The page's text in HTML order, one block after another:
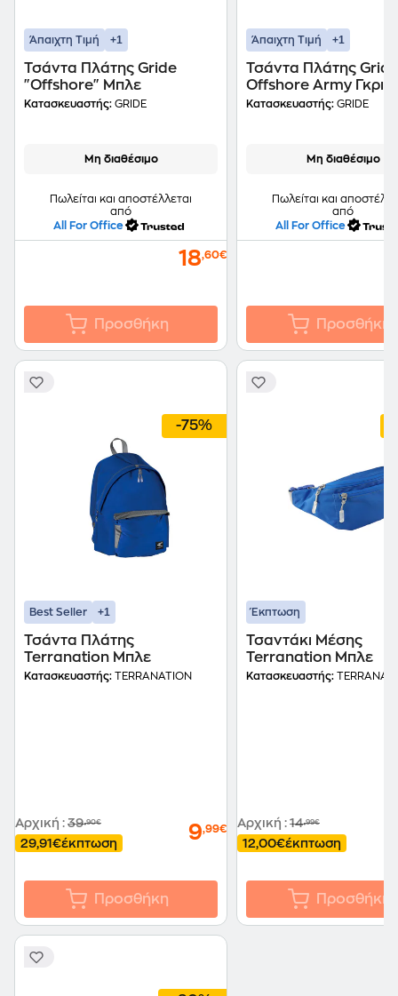
Άπαιχτη Τιμή +1
Τσάντα Πλάτης Gride
"Offshore" Μπλε
Κατασκευαστής: GRIDE
Μη διαθέσιμο
Πωλείται και αποστέλλεται
από
All For Office
18,60€
Προσθήκη
Άπαιχτη Τιμή +1
Τσάντα Πλάτης Gride
Offshore Army Γκρι
Κατασκευαστής: GRIDE
Μη διαθέσιμο
Πωλείται και
από
All For Office
Προσθήκη
-75%
Best Seller +1
Τσάντα Πλάτης
Terranation Μπλε
Κατασκευαστής: TERRANATION
Αρχική : 39,90€
29,91€έκπτωση 9,99€
Προσθήκη
Έκπτωση
Τσαντάκι Μέσης
Terranation Μπλε
Κατασκευαστής:
Αρχική : 14,99€
12,00€έκπτωση
Προσθήκη